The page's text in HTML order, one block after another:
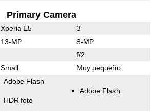
Primary Camera
Xperia E5 3
13-MP 8-MP
f/2
Small Muy pequeño
Adobe Flash
HDR foto
Adobe Flash